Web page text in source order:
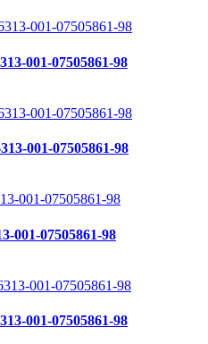
001-07505861-98
001-07505861-98
07505861-98
001-07505861-98